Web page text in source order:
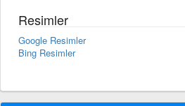
Resimler
Google Resimler
Bing Resimler